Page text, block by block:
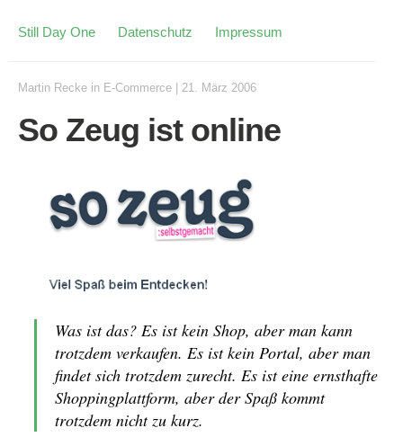
Still Day One Datenschutz Impressum
Martin Recke in E-Commerce 21. März 2006
So Zeug ist online
Was ist das? Es ist kein Shop, aber man kann
trotzdem verkaufen. Es ist kein Portal, aber man
findet sich trotzdem zurecht. Es ist eine ernsthafte
Shoppingplattform, aber der Spaß kommt
trotzdem nicht zu kurz.